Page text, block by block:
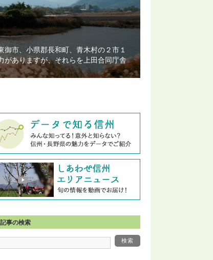
市、小県郡長和町、青木村の２市１
がありますが、それらを上田合同庁舎
記事の検索